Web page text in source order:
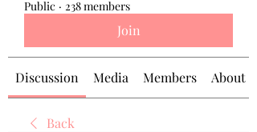
Public · 238 members
Join
Discussion Media Members About
Back